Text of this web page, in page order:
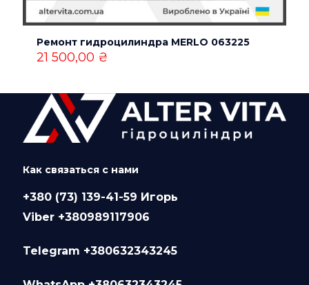
Ремонт гидроцилиндра MERLO 063225
21 500,00 ₴
Как связаться с нами
+380 (73) 139-41-59 Игорь
Viber +380989117906
Telegram +380632343245